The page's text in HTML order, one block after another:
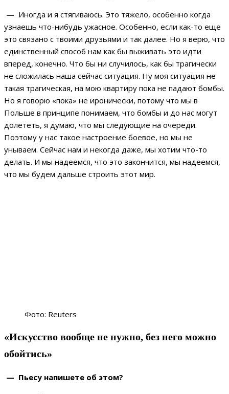
— Иногда и я стягиваюсь. Это тяжело, особенно когда
узнаешь что-нибудь ужасное. Особенно, если как-то еще
это связано с твоими друзьями и так далее. Но я верю, что
единственный способ нам как бы выживать это идти
вперед, конечно. Что бы ни случилось, как бы трагически
не сложилась наша сейчас ситуация. Ну моя ситуация не
такая трагическая, на мою квартиру пока не падают бомбы.
Но я говорю «пока» не иронически, потому что мы в
Польше в принципе понимаем, что бомбы и до нас могут
долететь, я думаю, что мы следующие на очереди.
Поэтому у нас такое настроение боевое, но мы не
унываем. Сейчас нам и некогда даже, мы хотим что-то
делать. И мы надеемся, что это закончится, мы надеемся,
что мы будем дальше строить этот мир.
Фото: Reuters
«Искусство вообще не нужно, без него можно
обойтись»
— Пьесу напишете об этом?